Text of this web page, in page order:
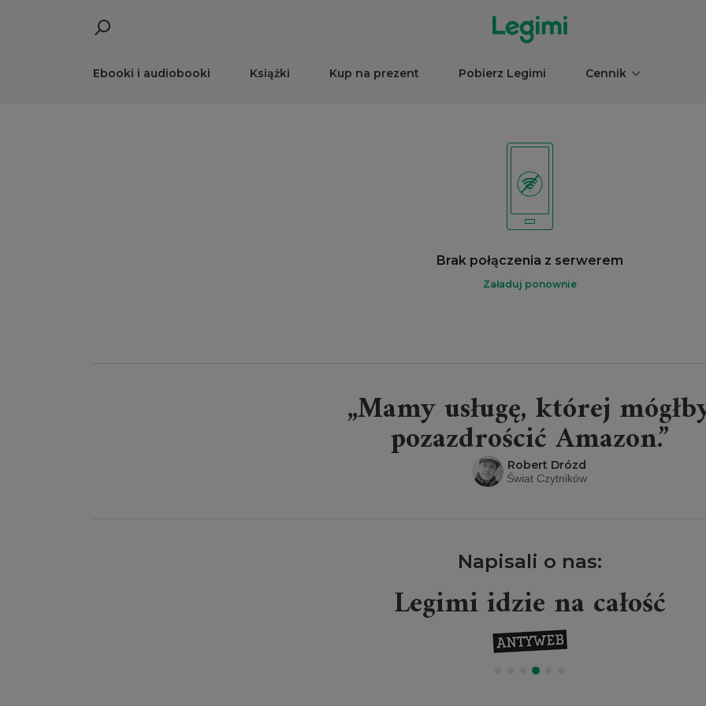
Ebooki i audiobooki Książki Kup na prezent Pobierz Legimi Cennik
Brak połączenia z serwerem
Załaduj ponownie
„Mamy usługę, której
pozazdrościć Amazon.”
Robert Drózd
Świat Czytników
Napisali o nas:
Legimi idzie na całość